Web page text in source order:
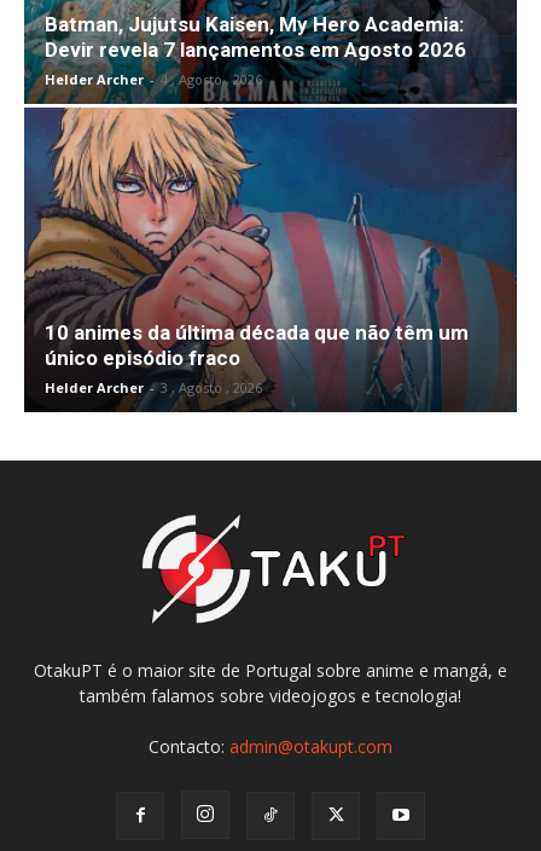
Batman, Jujutsu Kaisen, My Hero Academia:
Devir revela 7 lançamentos em Agosto 2026
Helder Archer - 4 , Agosto , 2026
10 animes da última década que não têm um
único episódio fraco
Helder Archer - 3 , Agosto , 2026
OtakuPT é o maior site de Portugal sobre anime e mangá, e
também falamos sobre videojogos e tecnologia!
Contacto: admin@otakupt.com